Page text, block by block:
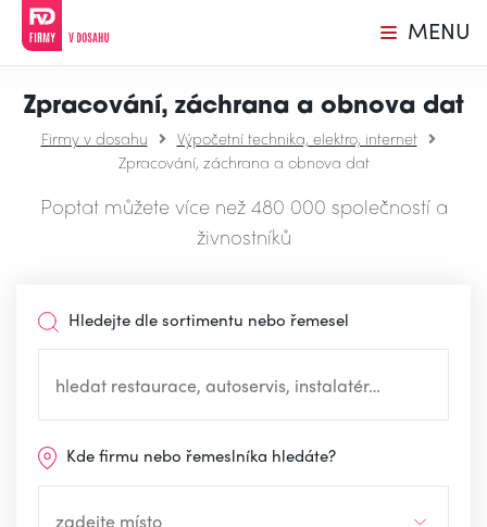
MENU
Zpracování, záchrana a obnova dat
Firmy v dosahu
Výpočetní technika, elektro, internet
Zpracování, záchrana a obnova dat
Poptat můžete více než 480 000 společností a
živnostníků
Hledejte dle sortimentu nebo řemesel
Kde firmu nebo řemeslníka hledáte?